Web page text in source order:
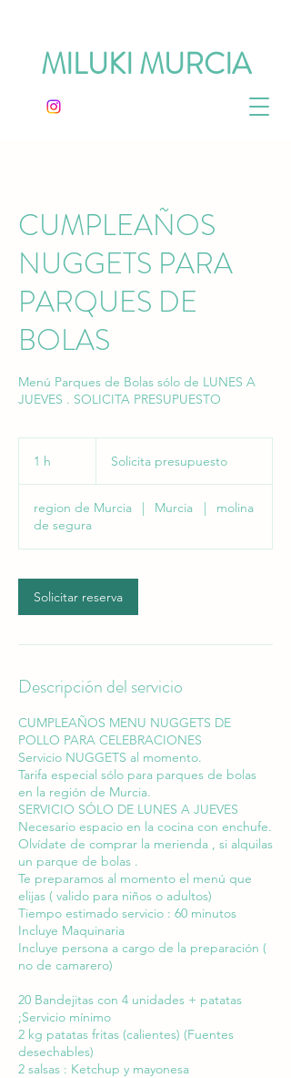
MILUKI MURCIA
CUMPLEAÑOS
NUGGETS PARA
PARQUES DE
BOLAS
Menú Parques de Bolas sólo de LUNES A
JUEVES . SOLICITA PRESUPUESTO
1 h Solicita presupuesto
region de Murcia | Murcia |
molina
de segura
Solicitar reserva
Descripción del servicio
CUMPLEAÑOS MENU NUGGETS DE
POLLO PARA CELEBRACIONES
Servicio NUGGETS al momento.
Tarifa especial sólo para parques de bolas
en la región de Murcia.
SERVICIO SÓLO DE LUNES A JUEVES
Necesario espacio en la cocina con enchufe.
Olvídate de comprar la merienda , si alquilas
un parque de bolas .
Te preparamos al momento el menú que
elijas ( valido para niños o adultos)
Tiempo estimado servicio : 60 minutos
Incluye Maquinaria
Incluye persona a cargo de la preparación (
no de camarero)
20 Bandejitas con 4 unidades + patatas
;Servicio mínimo
2 kg patatas fritas (calientes) (Fuentes
desechables)
2 salsas : Ketchup y mayonesa